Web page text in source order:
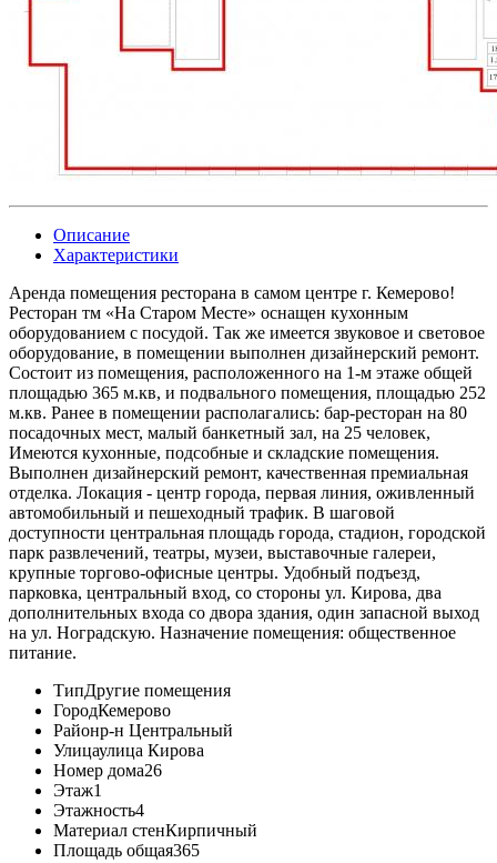
Описание
Характеристики
Аренда помещения ресторана в самом центре г. Кемерово!
Ресторан тм «На Старом Месте» оснащен кухонным
оборудованием с посудой. Так же имеется звуковое и световое
оборудование, в помещении выполнен дизайнерский ремонт.
Состоит из помещения, расположенного на 1-м этаже общей
площадью 365 м.кв, и подвального помещения, площадью 252
м.кв. Ранее в помещении располагались: бар-ресторан на 80
посадочных мест, малый банкетный зал, на 25 человек,
Имеются кухонные, подсобные и складские помещения.
Выполнен дизайнерский ремонт, качественная премиальная
отделка. Локация - центр города, первая линия, оживленный
автомобильный и пешеходный трафик. В шаговой
доступности центральная площадь города, стадион, городской
парк развлечений, театры, музеи, выставочные галереи,
крупные торгово-офисные центры. Удобный подъезд,
парковка, центральный вход, со стороны ул. Кирова, два
дополнительных входа со двора здания, один запасной выход
на ул. Ноградскую. Назначение помещения: общественное
питание.
ТипДругие помещения
ГородКемерово
Районр-н Центральный
Улицаулица Кирова
Номер дома26
Этаж1
Этажность4
Материал стенКирпичный
Площадь общая365